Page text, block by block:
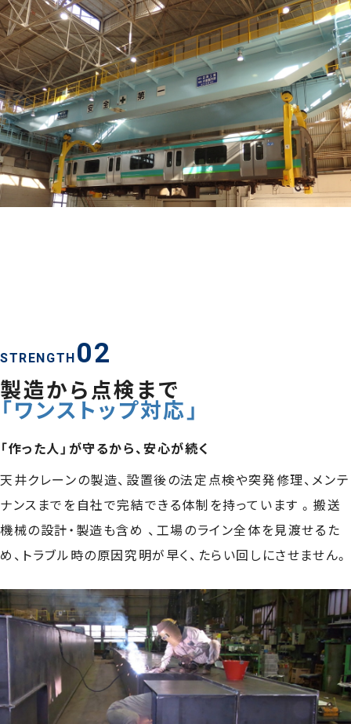
STRENGTH02
製造から点検まで
「ワンストップ対応」
「作った人」が守るから、安心が続く
天井クレーンの製造、設置後の法定点検や突発修理、メンテ
ナンスまでを自社で完結できる体制を持っています 。搬送
機械の設計・製造も含め 、工場のライン全体を見渡せるた
め、トラブル時の原因究明が早く、たらい回しにさせません。